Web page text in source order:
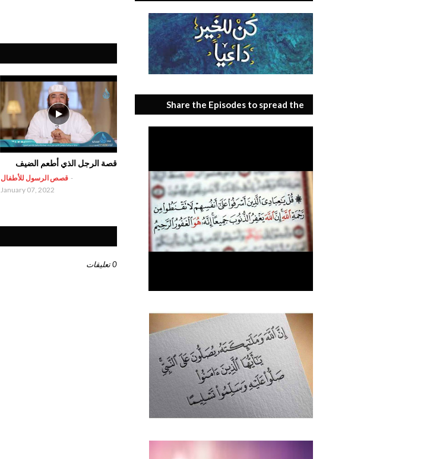
قصة الرجل الذي أطعم الضيف
قصص الرسول للأطفال -
January 07, 2022
0 تعليقات
Share the Episodes to spread the
benefit